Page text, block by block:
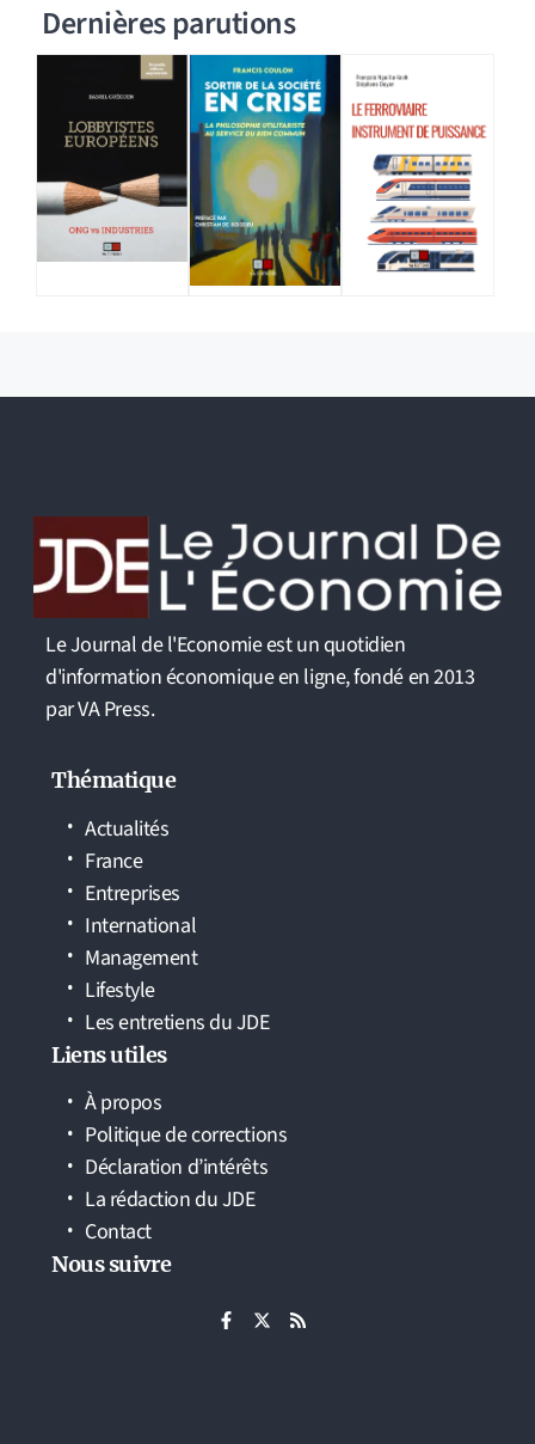
Dernières parutions
Le Journal de l'Economie est un quotidien
d'information économique en ligne, fondé en 2013
par VA Press.
Thématique
Actualités
France
Entreprises
International
Management
Lifestyle
Les entretiens du JDE
Liens utiles
À propos
Politique de corrections
Déclaration d’intérêts
La rédaction du JDE
Contact
Nous suivre